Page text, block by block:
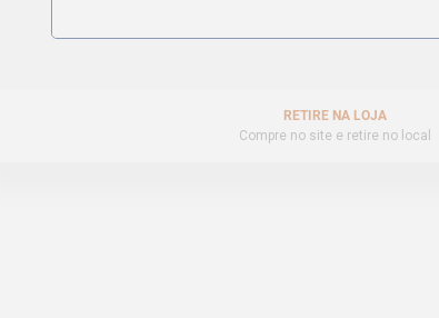
RETIRE NA LOJA
Compre no site e retire no local